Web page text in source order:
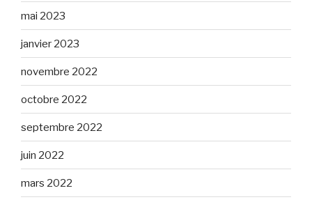
mai 2023
janvier 2023
novembre 2022
octobre 2022
septembre 2022
juin 2022
mars 2022